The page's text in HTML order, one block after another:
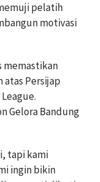
pelatih
motivasi
memastikan
Persijap
Gelora Bandung
tapi kami
ingin bikin